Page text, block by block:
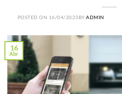
POSTED ON 16/04/2023 BYADMIN
16
Abr